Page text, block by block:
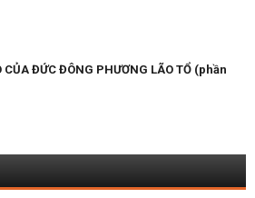
ĐỨC ĐÔNG PHƯƠNG LÃO TỔ (phần